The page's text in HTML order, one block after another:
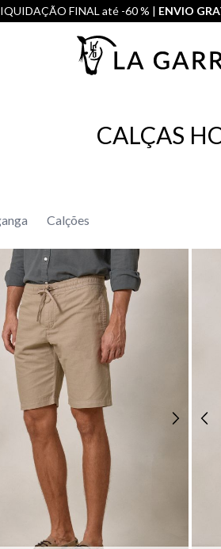
FINAL até -60 % | ENVIO
CALÇAS
Calções